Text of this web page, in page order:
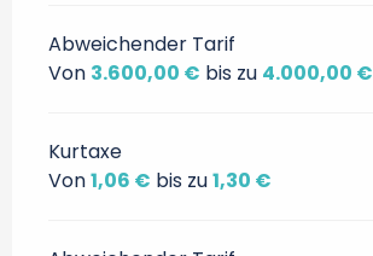
Abweichender Tarif
Von 3.600,00 € bis zu 4.000,00 €
Kurtaxe
Von1,06 € bis zu1,30 €